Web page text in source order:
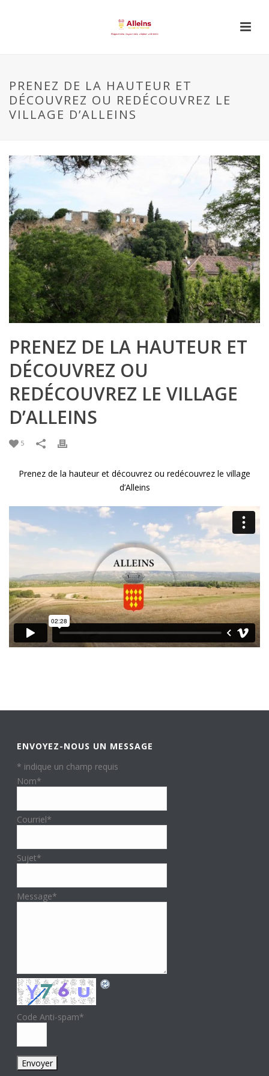
PRENEZ DE LA HAUTEUR ET
DÉCOUVREZ OU REDÉCOUVREZ LE
VILLAGE D’ALLEINS
PRENEZ DE LA HAUTEUR ET
DÉCOUVREZ OU
REDÉCOUVREZ LE VILLAGE
D’ALLEINS
5
Prenez de la hauteur et découvrez ou redécouvrez le village
d’Alleins
ENVOYEZ-NOUS UN MESSAGE
* indique un champ requis
Nom*
Courriel*
Sujet*
Message*
Code Anti-spam*